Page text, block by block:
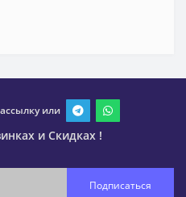
или
и Скидках !
Подписаться